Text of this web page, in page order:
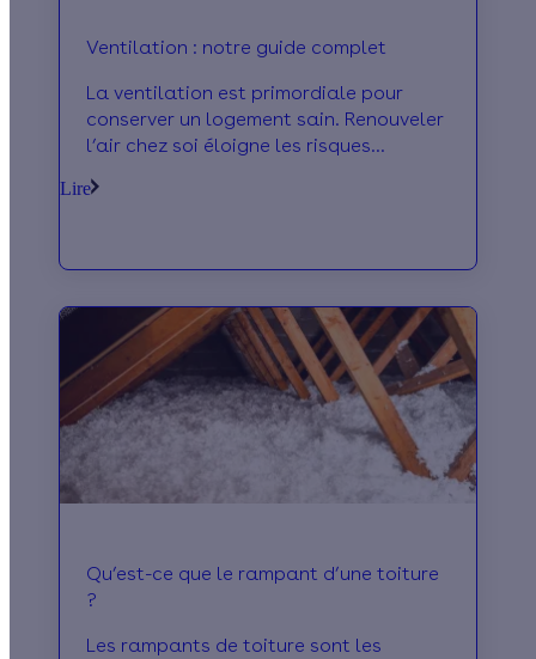
Ventilation : notre guide complet
La ventilation est primordiale pour
conserver un logement sain. Renouveler
l’air chez soi éloigne les risques
moisissures mais permet aussi
choisir votre ventilation et comment la
financer.
Lire
Qu’est-ce que le rampant d’une toiture
?
Les rampants de toiture sont les